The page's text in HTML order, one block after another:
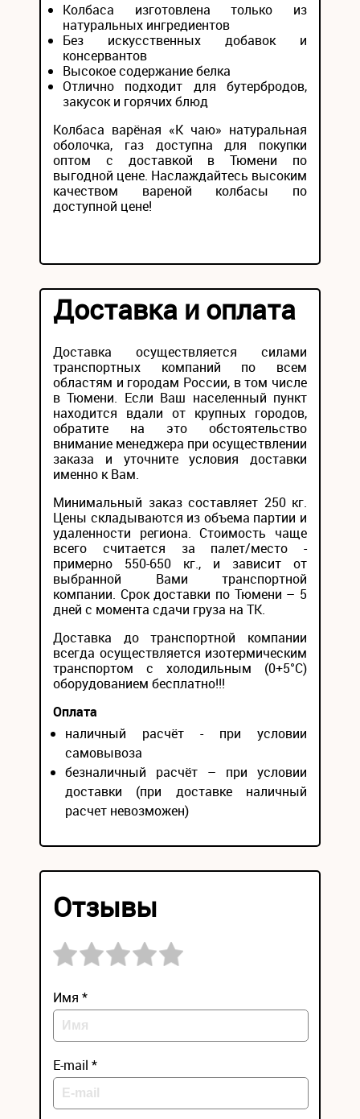
Колбаса изготовлена только из
натуральных ингредиентов
Без искусственных добавок и
консервантов
Высокое содержание белка
Отлично подходит для бутербродов,
закусок и горячих блюд
Колбаса варёная «К чаю» натуральная
оболочка, газ доступна для покупки
оптом с доставкой в Тюмени по
выгодной цене. Наслаждайтесь высоким
качеством вареной колбасы по
доступной цене!
Доставка и оплата
Доставка осуществляется силами
транспортных компаний по всем
областям и городам России, в том числе
в Тюмени. Если Ваш населенный пункт
находится вдали от крупных городов,
обратите на это обстоятельство
внимание менеджера при осуществлении
заказа и уточните условия доставки
именно к Вам.
Минимальный заказ составляет 250 кг.
Цены складываются из объема партии и
удаленности региона. Стоимость чаще
всего считается за палет/место -
примерно 550-650 кг., и зависит от
выбранной Вами транспортной
компании. Срок доставки по Тюмени – 5
дней с момента сдачи груза на ТК.
Доставка до транспортной компании
всегда осуществляется изотермическим
транспортом с холодильным (0+5°С)
оборудованием бесплатно!!!
Оплата
наличный расчёт - при условии
самовывоза
безналичный расчёт – при условии
доставки (при доставке наличный
расчет невозможен)
Отзывы
Имя *
E-mail *